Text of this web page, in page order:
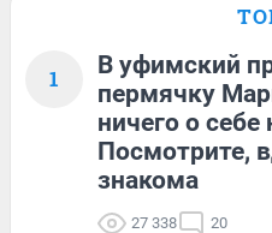
1
В уфимский
пермячку
ничего о
Посмотрите,
знакома
27 338 20